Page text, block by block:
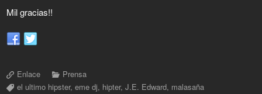
Mil gracias!!
Enlace
Prensa
el ultimo hipster,eme dj, hipter,J.E. Edward, malasaña